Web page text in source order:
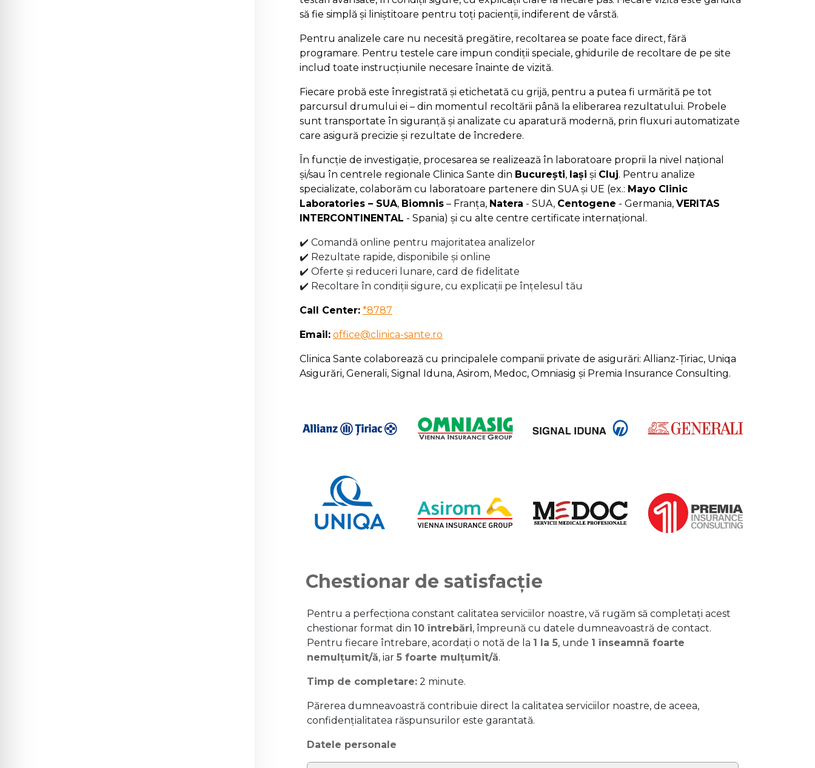
să fie simplă și liniștitoare pentru toți pacienții, indiferent de vârstă.
Pentru analizele care nu necesită pregătire, recoltarea se poate face direct, fără
programare. Pentru testele care impun condiții speciale, ghidurile de recoltare de pe site
includ toate instrucțiunile necesare înainte de vizită.
Fiecare probă este înregistrată și etichetată cu grijă, pentru a putea fi urmărită pe tot
parcursul drumului ei – din momentul recoltării până la eliberarea rezultatului. Probele
sunt transportate în siguranță și analizate cu aparatură modernă, prin fluxuri automatizate
care asigură precizie și rezultate de încredere.
În funcție de investigație, procesarea se realizează în laboratoare proprii la nivel național
și/sau în centrele regionale Clinica Sante din București, Iași și Cluj. Pentru analize
specializate, colaborăm cu laboratoare partenere din SUA și UE (ex.: Mayo Clinic
Laboratories – SUA, Biomnis – Franța, Natera - SUA, Centogene - Germania, VERITAS
INTERCONTINENTAL - Spania) și cu alte centre certificate internațional.
✔️ Comandă online pentru majoritatea analizelor
✔️ Rezultate rapide, disponibile și online
✔️ Oferte și reduceri lunare, card de fidelitate
✔️ Recoltare în condiții sigure, cu explicații pe înțelesul tău
Call Center: *8787
Email: office@clinica-sante.ro
Clinica Sante colaborează cu principalele companii private de asigurări: Allianz-Țiriac, Uniqa
Asigurări, Generali, Signal Iduna, Asirom, Medoc, Omniasig și Premia Insurance Consulting.
Chestionar de satisfacție
Pentru a perfecționa constant calitatea serviciilor noastre, vă rugăm să completați acest
chestionar format din 10 întrebări, împreună cu datele dumneavoastră de contact.
Pentru fiecare întrebare, acordați o notă de la 1 la 5, unde 1 înseamnă foarte
nemulțumit/ă, iar 5 foarte mulțumit/ă.
Timp de completare: 2 minute.
Părerea dumneavoastră contribuie direct la calitatea serviciilor noastre, de aceea,
confidențialitatea răspunsurilor este garantată.
Datele personale